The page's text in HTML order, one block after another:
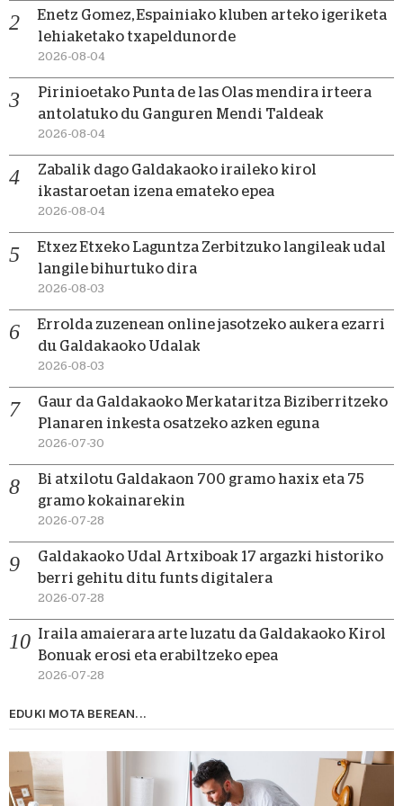
Enetz Gomez, Espainiako kluben arteko igeriketa
lehiaketako txapeldunorde
2026-08-04
Pirinioetako Punta de las Olas mendira irteera
antolatuko du Ganguren Mendi Taldeak
2026-08-04
Zabalik dago Galdakaoko iraileko kirol
ikastaroetan izena emateko epea
2026-08-04
Etxez Etxeko Laguntza Zerbitzuko langileak udal
langile bihurtuko dira
2026-08-03
Errolda zuzenean online jasotzeko aukera ezarri
du Galdakaoko Udalak
2026-08-03
Gaur da Galdakaoko Merkataritza Biziberritzeko
Planaren inkesta osatzeko azken eguna
2026-07-30
Bi atxilotu Galdakaon 700 gramo haxix eta 75
gramo kokainarekin
2026-07-28
Galdakaoko Udal Artxiboak 17 argazki historiko
berri gehitu ditu funts digitalera
2026-07-28
Iraila amaierara arte luzatu da Galdakaoko Kirol
Bonuak erosi eta erabiltzeko epea
2026-07-28
EDUKI MOTA BEREAN...